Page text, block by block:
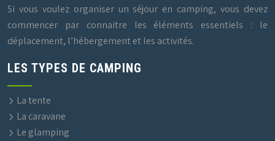
Si vous voulez organiser un séjour en camping, vous devez
commencer par connaitre les éléments essentiels : le
déplacement, l’hébergement et les activités.
LES TYPES DE CAMPING
La tente
La caravane
Le glamping